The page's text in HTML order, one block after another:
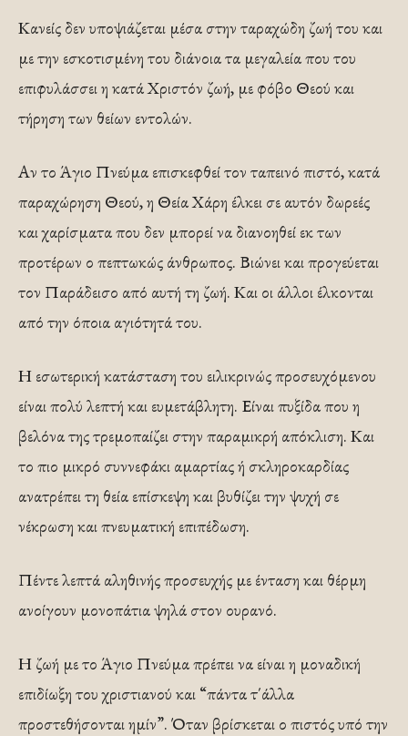
Κανείς δεν υποψιάζεται μέσα στην ταραχώδη ζωή του και
με την εσκοτισμένη του διάνοια τα μεγαλεία που του
επιφυλάσσει η κατά Χριστόν ζωή, με φόβο Θεού και
τήρηση των θείων εντολών.
Αν το Άγιο Πνεύμα επισκεφθεί τον ταπεινό πιστό, κατά
παραχώρηση Θεού, η Θεία Χάρη έλκει σε αυτόν δωρεές
και χαρίσματα που δεν μπορεί να διανοηθεί εκ των
προτέρων ο πεπτωκώς άνθρωπος. Βιώνει και προγεύεται
τον Παράδεισο από αυτή τη ζωή. Και οι άλλοι έλκονται
από την όποια αγιότητά του.
Η εσωτερική κατάσταση του ειλικρινώς προσευχόμενου
είναι πολύ λεπτή και ευμετάβλητη. Είναι πυξίδα που η
βελόνα της τρεμοπαίζει στην παραμικρή απόκλιση. Και
το πιο μικρό συννεφάκι αμαρτίας ή σκληροκαρδίας
ανατρέπει τη θεία επίσκεψη και βυθίζει την ψυχή σε
νέκρωση και πνευματική επιπέδωση.
Πέντε λεπτά αληθινής προσευχής με ένταση και θέρμη
ανοίγουν μονοπάτια ψηλά στον ουρανό.
Η ζωή με το Άγιο Πνεύμα πρέπει να είναι η μοναδική
επιδίωξη του χριστιανού και “πάντα τ΄άλλα
προστεθήσονται ημίν”. Όταν βρίσκεται ο πιστός υπό την